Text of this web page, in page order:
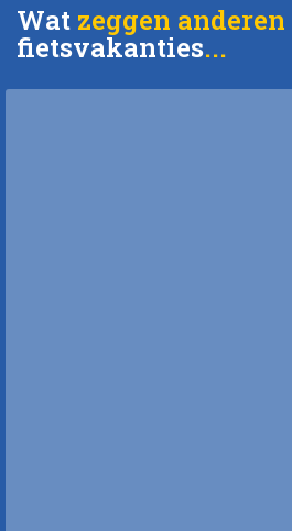
Wat zeggen anderen
fietsvakanties..